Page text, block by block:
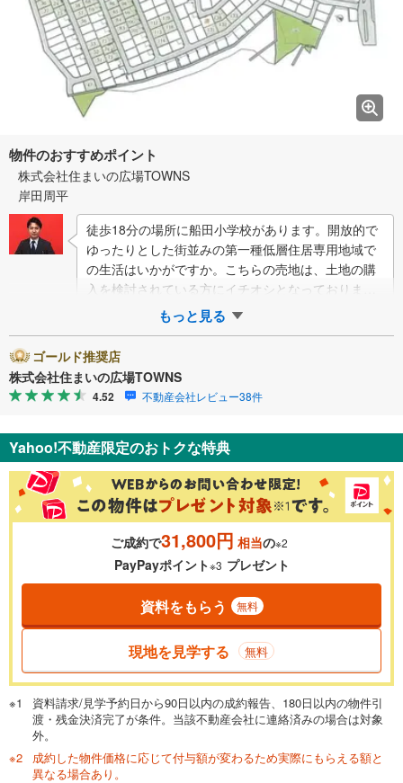
物件のおすすめポイント
株式会社住まいの広場TOWNS
岸田周平
徒歩18分の場所に船田小学校があります。開放的で
ゆったりとした街並みの第一種低層住居専用地域で
の生活はいかがですか。こちらの売地は、土地の購
入を検討されている方にイチオシとなっておりま
す。マイホームをお考えの方には、こちらの住宅
もっと見る
ゴールド推奨店
株式会社住まいの広場TOWNS
4.52 不動産会社レビュー38件
Yahoo!不動産限定のおトクな特典
ご成約で31,800円 相当の※2
PayPayポイント※3 プレゼント
資料をもらう 無料
現地を見学する 無料
資料請求/見学予約日から90日以内の成約報告、180日以内の物件引
渡・残金決済完了が条件。当該不動産会社に連絡済みの場合は対象
外。
成約した物件価格に応じて付与額が変わるため実際にもらえる額と
異なる場合あり。